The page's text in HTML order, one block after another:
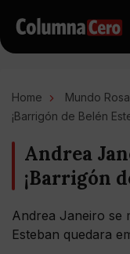
Home Mundo Rosa
¡Barrigón de Belén
Andrea
¡Barrigón
Andrea Janeiro se
Esteban quedara